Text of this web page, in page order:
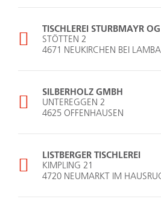
TISCHLEREI STURBMAYR OG
STÖTTEN 2
4671 NEUKIRCHEN BEI
SILBERHOLZ GMBH
UNTEREGGEN 2
4625 OFFENHAUSEN
LISTBERGER TISCHLEREI
KIMPLING 21
4720 NEUMARKT IM